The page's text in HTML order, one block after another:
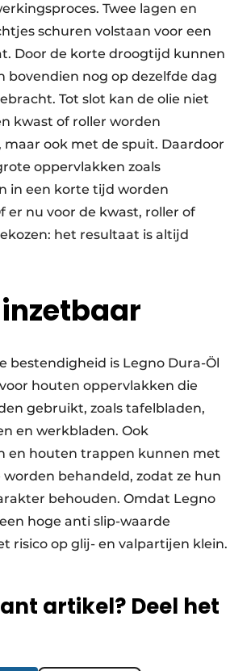
Twee lagen en
schuren volstaan voor een
Door de korte droogtijd kunnen
bovendien nog op dezelfde dag
Tot slot kan de olie niet
kwast of roller worden
ook met de spuit. Daardoor
oppervlakken zoals
in een korte tijd worden
er nu voor de kwast, roller of
het resultaat is altijd
bestendigheid is Legno Dura-Öl
houten oppervlakken die
gebruikt, zoals tafelbladen,
en werkbladen. Ook
en houten trappen kunnen met
worden behandeld, zodat ze hun
behouden. Omdat Legno
hoge anti slip-waarde
risico op glij- en valpartijen klein.
artikel? Deel het